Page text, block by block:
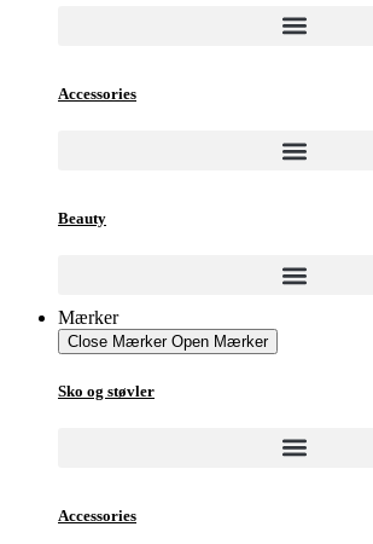
Accessories
Beauty
Mærker
Close Mærker Open Mærker
Sko og støvler
Accessories